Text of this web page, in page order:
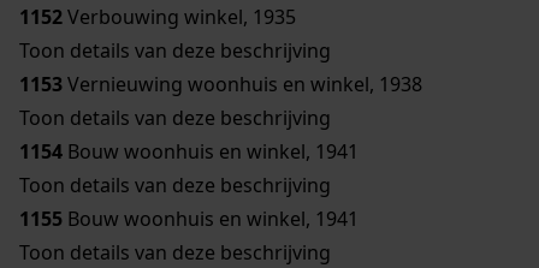
1152Verbouwing winkel, 1935
Toon details van deze beschrijving
1153Vernieuwing woonhuis en winkel, 1938
Toon details van deze beschrijving
1154 Bouw woonhuis en winkel, 1941
Toon details van deze beschrijving
1155 Bouw woonhuis en winkel, 1941
Toon details van deze beschrijving